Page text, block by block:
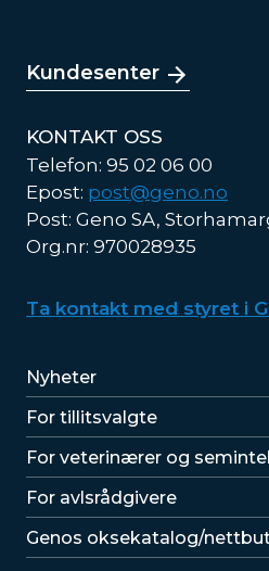
Kundesenter
KONTAKT OSS
Telefon: 95 02 06 00
Epost: post@geno.no
Post: Geno SA,
Org.nr: 970028935
Ta kontakt med styret i
Lenker
Nyheter
For tillitsvalgte
For veterinærer og
For avlsrådgivere
Lenker
Genos oksekatalog/